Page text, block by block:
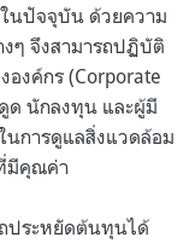
นปัจจุบัน ด้วยความ
ๆ จึงสามารถปฏิบัติ
งค์กร (Corporate
ด นักลงทุน และผู้มี
การดูแลสิ่งแวดล้อม
มีคุณค่า
ประหยัดต้นทุนได้